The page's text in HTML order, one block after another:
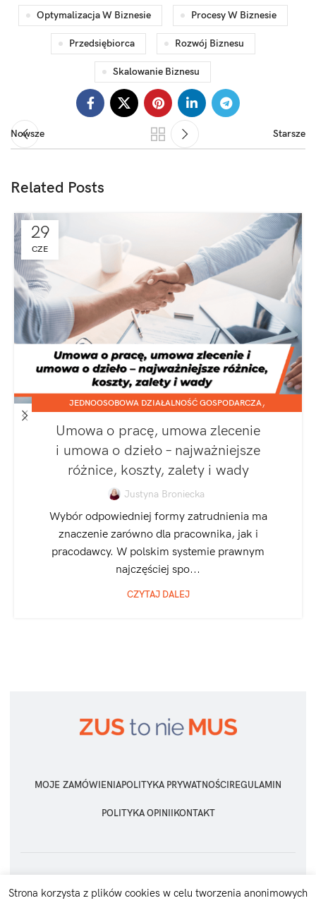
Optymalizacja W Biznesie Procesy W Biznesie
Przedsiębiorca Rozwój Biznesu
Skalowanie Biznesu
Nowsze Starsze
Related Posts
29
CZE
JEDNOOSOBOWA DZIAŁALNOŚĆ GOSPODARCZA,
Umowa o pracę, umowa zlecenie
i umowa o dzieło – najważniejsze
różnice, koszty, zalety i wady
Justyna Broniecka
Wybór odpowiedniej formy zatrudnienia ma
znaczenie zarówno dla pracownika, jak i
pracodawcy. W polskim systemie prawnym
najczęściej spo...
CZYTAJ DALEJ
MOJE ZAMÓWIENIAPOLITYKA PRYWATNOŚCI REGULAMIN
POLITYKA OPINII KONTAKT
Strona korzysta z plików cookies w celu tworzenia anonimowych